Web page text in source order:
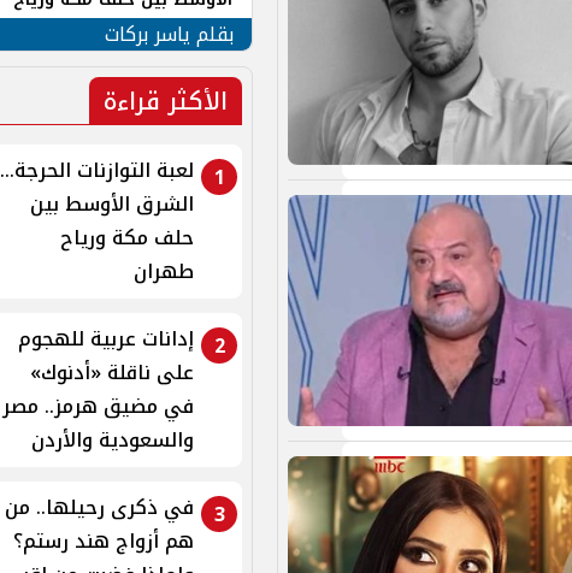
طهران
بقلم ياسر بركات
الأكثر قراءة
1
لعبة التوازنات الحرجة...
الشرق الأوسط بين
حلف مكة ورياح
طهران
2
إدانات عربية للهجوم
على ناقلة «أدنوك»
في مضيق هرمز.. مصر
والسعودية والأردن
3 في ذكرى رحيلها.. من
هم أزواج هند رستم؟